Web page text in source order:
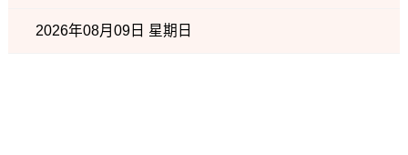
2026年08月09日 星期日